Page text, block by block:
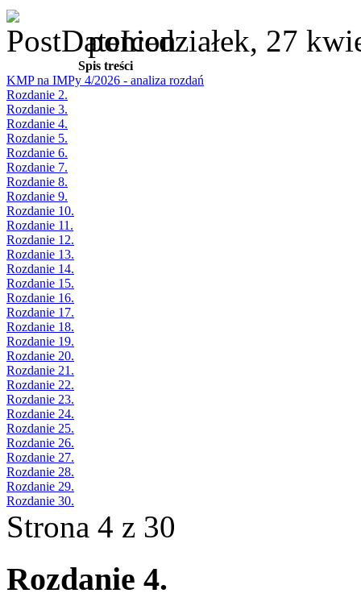
poniedziałek, 27
Spis treści
KMP na IMPy 4/2026 - analiza rozdań
Rozdanie 2.
Rozdanie 3.
Rozdanie 4.
Rozdanie 5.
Rozdanie 6.
Rozdanie 7.
Rozdanie 8.
Rozdanie 9.
Rozdanie 10.
Rozdanie 11.
Rozdanie 12.
Rozdanie 13.
Rozdanie 14.
Rozdanie 15.
Rozdanie 16.
Rozdanie 17.
Rozdanie 18.
Rozdanie 19.
Rozdanie 20.
Rozdanie 21.
Rozdanie 22.
Rozdanie 23.
Rozdanie 24.
Rozdanie 25.
Rozdanie 26.
Rozdanie 27.
Rozdanie 28.
Rozdanie 29.
Rozdanie 30.
Strona 4 z 30
Rozdanie 4.